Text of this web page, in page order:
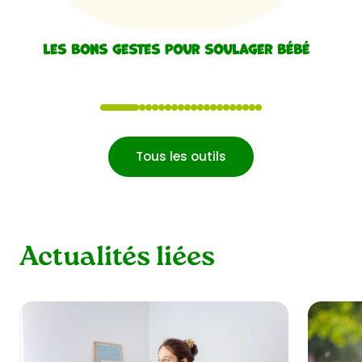
Les bons gestes pour soulager bébé
1 234567891011121314151617181920
Tous les outils
Actualités liées